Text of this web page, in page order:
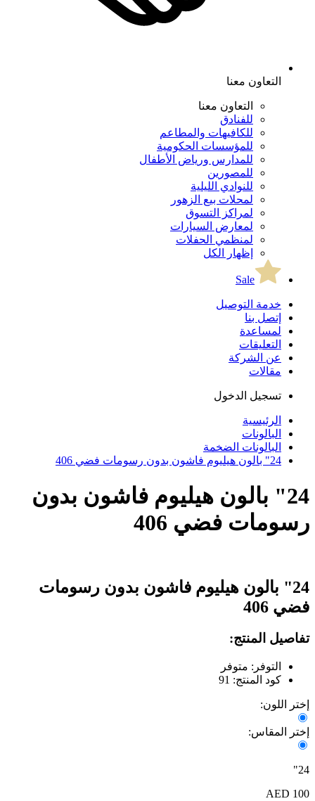
التعاون معنا
التعاون معنا
للفنادق
للكافيهات والمطاعم
للمؤسسات الحكومية
للمدارس ورياض الأطفال
للمصورين
للنوادي الليلية
لمحلات بيع الزهور
لمراكز التسوق
لمعارض السيارات
لمنظمي الحفلات
إظهار الكل
Sale
خدمة التوصيل
إتصل بنا
لمساعدة
التعليقات
عن الشركة
مقالات
تسجيل الدخول
الرئيسية
البالونات
البالونات الضخمة
24" بالون هيليوم فاشون بدون رسومات فضي 406
24" بالون هيليوم فاشون بدون
رسومات فضي 406
24" بالون هيليوم فاشون بدون رسومات
فضي 406
تفاصيل المنتج:
التوفر: متوفر
كود المنتج: 91
إختر اللون:
إختر المقاس:
24"
100 AED